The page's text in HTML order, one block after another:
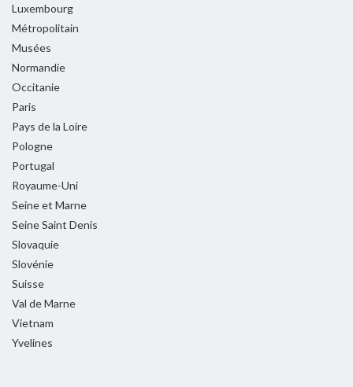
Luxembourg
Métropolitain
Musées
Normandie
Occitanie
Paris
Pays de la Loire
Pologne
Portugal
Royaume-Uni
Seine et Marne
Seine Saint Denis
Slovaquie
Slovénie
Suisse
Val de Marne
Vietnam
Yvelines